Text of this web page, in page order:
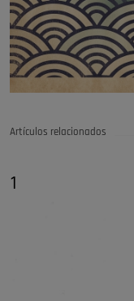
Artículos relacionados
1